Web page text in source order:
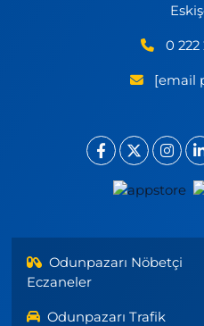
0 222
[email
Odunpazarı Nöbetçi
Eczaneler
Odunpazarı Trafik